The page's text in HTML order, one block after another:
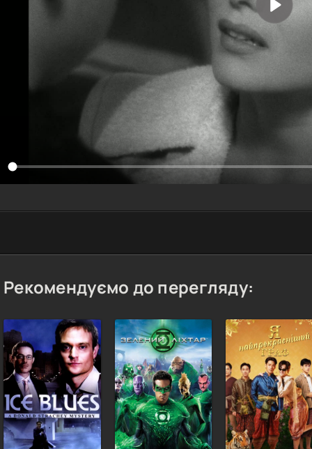
Рекомендуємо до перегляду: